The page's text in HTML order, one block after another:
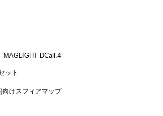
MAGLIGHT DCall.4
ット
けスフィアマップ